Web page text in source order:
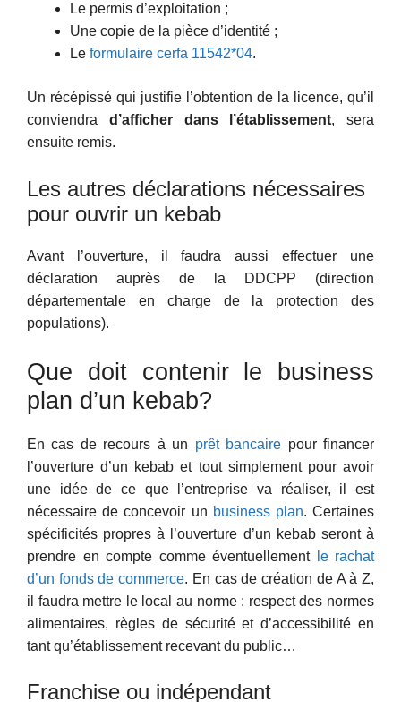
Le permis d’exploitation ;
Une copie de la pièce d’identité ;
Le formulaire cerfa 11542*04.
Un récépissé qui justifie l’obtention de la licence, qu’il
conviendra d’afficher dans l’établissement, sera
ensuite remis.
Les autres déclarations nécessaires
pour ouvrir un kebab
Avant l’ouverture, il faudra aussi effectuer une
déclaration auprès de la DDCPP (direction
départementale en charge de la protection des
populations).
Que doit contenir le business
plan d’un kebab?
En cas de recours à un prêt bancaire pour financer
l’ouverture d’un kebab et tout simplement pour avoir
une idée de ce que l’entreprise va réaliser, il est
nécessaire de concevoir un business plan. Certaines
spécificités propres à l’ouverture d’un kebab seront à
prendre en compte comme éventuellement
le rachat
d’un fonds de commerce. En cas de création de A à Z,
il faudra mettre le local au norme : respect des normes
alimentaires, règles de sécurité et d’accessibilité en
tant qu’établissement recevant du public…
Franchise ou indépendant